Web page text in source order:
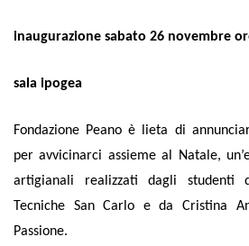
inaugurazione sabato 26 novembre
sala ipogea
Fondazione Peano è lieta di
per avvicinarci assieme al Natale,
artigianali realizzati dagli studenti
Tecniche San Carlo e da Cristina
Passione.